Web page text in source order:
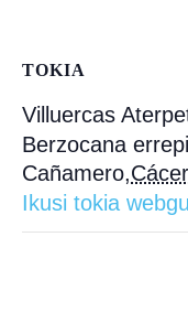
TOKIA
Villuercas
Berzocana
Cañamero,
Ikusi tokia